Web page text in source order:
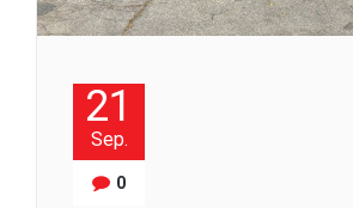
21
Sep.
0